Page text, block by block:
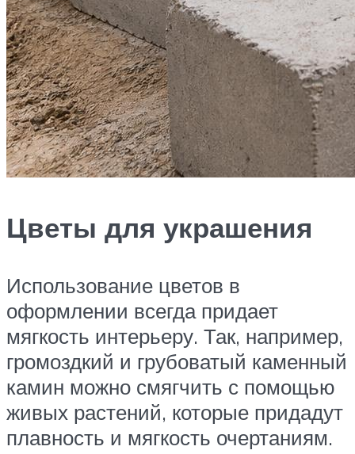
Цветы для украшения
Использование цветов в
оформлении всегда придает
мягкость интерьеру. Так, например,
громоздкий и грубоватый каменный
камин можно смягчить с помощью
живых растений, которые придадут
плавность и мягкость очертаниям.